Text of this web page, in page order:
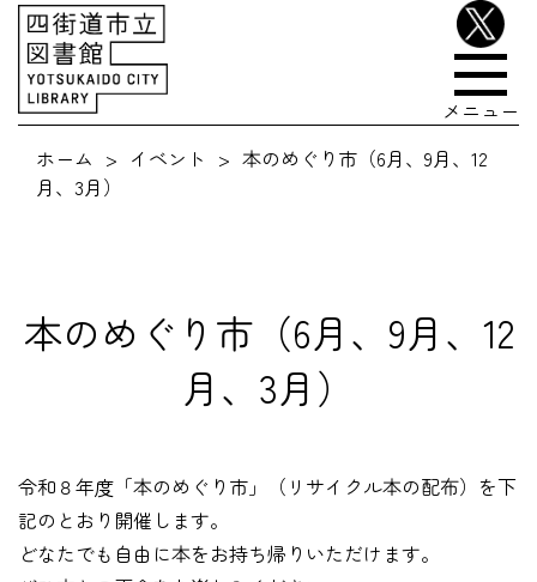
メニュー
ホーム
イベント
本のめぐり市（6月、9月、12
月、3月）
本のめぐり市（6月、9月、12
月、3月）
令和８年度「本のめぐり市」（リサイクル本の配布）を下
記のとおり開催します。
どなたでも自由に本をお持ち帰りいただけます。